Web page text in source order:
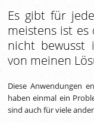
Es gibt für
meistens ist es
nicht bewusst
von meinen
Diese Anwendungen
haben einmal ein
sind auch für viele